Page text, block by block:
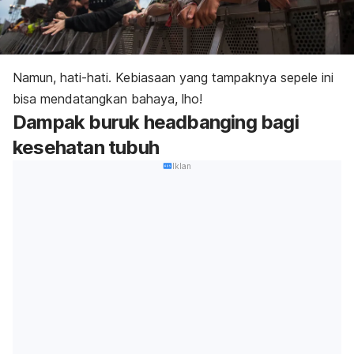
Namun, hati-hati. Kebiasaan yang tampaknya sepele ini
bisa mendatangkan bahaya, lho!
Dampak buruk headbanging bagi
kesehatan tubuh
Iklan